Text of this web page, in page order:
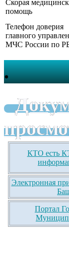
Скорая
помощь
Телефон доверия
главного
МЧС России по
.
КТО есть
Электронная
Портал